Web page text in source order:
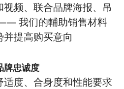
频、联合品牌海报、吊
我们的輔助销售材料
提高购买意向
牌忠诚度
度、合身度和性能要求